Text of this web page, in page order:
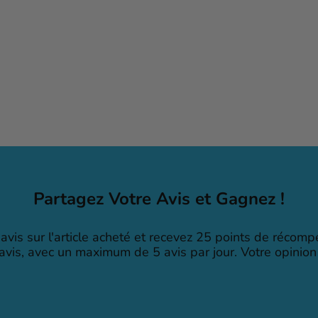
Partagez Votre Avis et Gagnez !
sur l'article acheté et recevez 25 points de
avec un maximum de 5 avis par jour. Votre